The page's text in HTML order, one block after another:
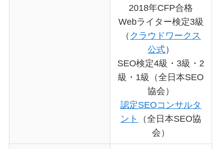
2018年CFP合格
Webライター検定3級
（ クラウドワークス
公式）
SEO検定4級・3級・2
級・1級（全日本SEO
協会）
認定SEOコンサルタ
ント
（全日本SEO協
会）